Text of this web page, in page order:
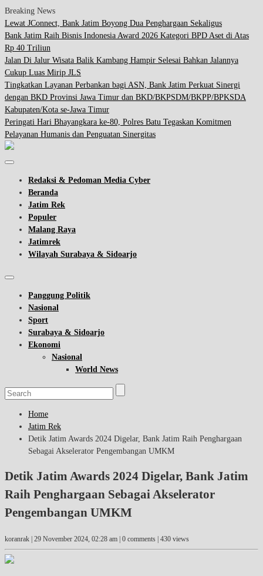
Breaking News
Lewat JConnect, Bank Jatim Boyong Dua Penghargaan Sekaligus
Bank Jatim Raih Bisnis Indonesia Award 2026 Kategori BPD Aset di Atas
Rp 40 Triliun
Jalan Di Jalur Wisata Balik Kambang Hampir Selesai Bahkan Jalannya
Cukup Luas Mirip JLS
Tingkatkan Layanan Perbankan bagi ASN, Bank Jatim Perkuat Sinergi
dengan BKD Provinsi Jawa Timur dan BKD/BKPSDM/BKPP/BPKSDA
Kabupaten/Kota se-Jawa Timur
Peringati Hari Bhayangkara ke-80, Polres Batu Tegaskan Komitmen
Pelayanan Humanis dan Penguatan Sinergitas
Redaksi & Pedoman Media Cyber
Beranda
Jatim Rek
Populer
Malang Raya
Jatimrek
Wilayah Surabaya & Sidoarjo
Panggung Politik
Nasional
Sport
Surabaya & Sidoarjo
Ekonomi
Nasional
World News
Home
Jatim Rek
Detik Jatim Awards 2024 Digelar, Bank Jatim Raih Penghargaan
Sebagai Akselerator Pengembangan UMKM
Detik Jatim Awards 2024 Digelar, Bank Jatim
Raih Penghargaan Sebagai Akselerator
Pengembangan UMKM
koranrak | 29 November 2024, 02:28 am | 0 comments | 430 views